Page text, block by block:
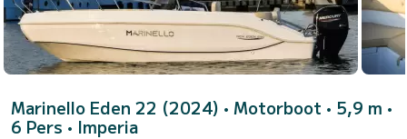
Marinello Eden 22 (2024) • Motorboot • 5,9 m •
6 Pers • Imperia